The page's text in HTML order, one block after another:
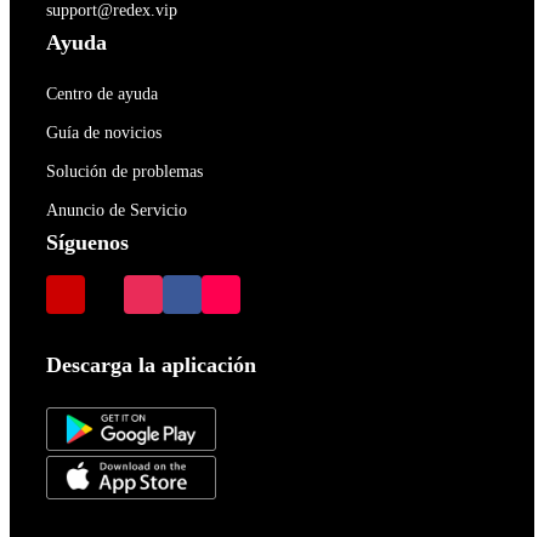
support@redex.vip
Ayuda
Centro de ayuda
Guía de novicios
Solución de problemas
Anuncio de Servicio
Síguenos
Descarga la aplicación